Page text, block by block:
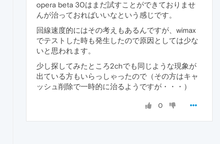
opera beta 30はまだ試すことができておりませ
んが治っておればいいなという感じです。
回線速度的にはその考えもあるんですが、wimax
でテストした時も発生したので原因としては少な
いと思われます。
少し探してみたところ2chでも同じような現象が
出ている方もいらっしゃったので（その方はキャ
ッシュ削除で一時的に治るようですが・・・）
0